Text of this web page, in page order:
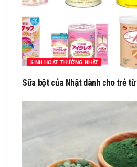
SINH HOẠT THƯỜNG NHẬT
Sữa bột của Nhật dành cho trẻ